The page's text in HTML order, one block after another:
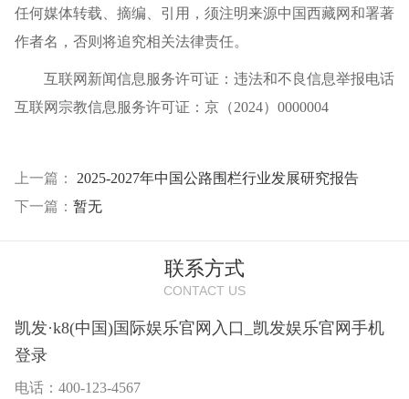
任何媒体转载、摘编、引用，须注明来源中国西藏网和署著
作者名，否则将追究相关法律责任。
互联网新闻信息服务许可证：违法和不良信息举报电话
互联网宗教信息服务许可证：京（2024）0000004
上一篇：
2025-2027年中国公路围栏行业发展研究报告
下一篇： 暂无
联系方式
CONTACT US
凯发·k8(中国)国际娱乐官网入口_凯发娱乐官网手机
登录
电话：400-123-4567